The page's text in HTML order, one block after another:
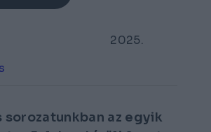
2025.
az egyik